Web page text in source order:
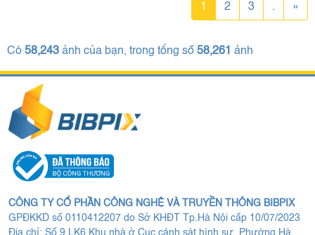
1 2 3 . »
Có 58,243 ảnh của bạn, trong tổng số 58,261 ảnh
CÔNG TY CỔ PHẦN CÔNG NGHỆ VÀ TRUYỀN THÔNG BIBPIX
GPĐKKD số 0110412207 do Sở KHĐT Tp.Hà Nội cấp 10/07/2023